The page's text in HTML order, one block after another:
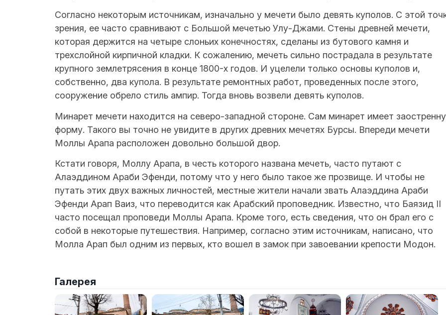
Согласно некоторым источникам, изначально у мечети было девять куполов. С этой
зрения, ее часто сравнивают с Большой мечетью Улу-Джами. Стены древней мечети,
которая держится на четыре слоньих конечностях, сделаны из бутового камня и
трехслойной кирпичной кладки. К сожалению, мечеть сильно пострадала в результате
крупного землетрясения в конце 1800-х годов. И уцелели только основы куполов и,
собственно, два купола. В результате ремонтных работ, проведенных после этого,
сооружение обрело стиль ампир. Тогда вновь возвели девять куполов.
Минарет мечети находится на северо-западной стороне. Сам минарет имеет
форму. Такого вы точно не увидите в других древних мечетях Бурсы. Впереди мечети
Моллы Арапа расположен довольно большой двор.
Кстати говоря, Моллу Арапа, в честь которого названа мечеть, часто путают с
Алаэддином Араби Эфенди, потому что у него было такое же прозвище. И чтобы не
путать этих двух важных личностей, местные жители начали звать Алаэддина Араби
Эфенди Арап Ваиз, что переводится как Арабский проповедник. Известно, что Баязид II
часто посещал проповеди Моллы Арапа. Кроме того, есть сведения, что он брал его с
собой в некоторые путешествия. Например, согласно этим источникам, написано, что
Молла Арап был одним из первых, кто вошел в замок при завоевании крепости Модон.
Галерея